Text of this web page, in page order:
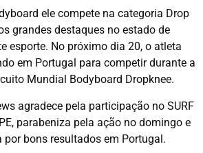
ele compete na categoria Drop
grandes destaques no estado de
esporte. No próximo dia 20, o atleta
em Portugal para competir durante a
Mundial Bodyboard Dropknee.
agradece pela participação no SURF
parabeniza pela ação no domingo e
por bons resultados em Portugal.